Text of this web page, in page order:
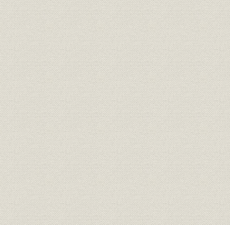
2. 資本、経営者および事務所
第2節 営業・サービス活動の開始
1. IBM405統計会計機とPCS
2. 営業活動の開始
3. カード工場の設立
第3節 創業期の顧客先とIBM・PCSの利用の増加
1. 創業時代の経済および産業の動向
2. 生命保険会社カストマーの増大
3. 製造会社による利用
4. 創業期の啓蒙活動
5. 業績の向上と機械の輸入難